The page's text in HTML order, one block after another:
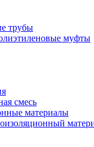
трубы
муфты
смесь
материалы